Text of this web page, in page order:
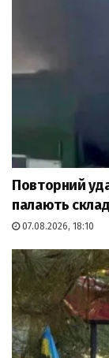
Повторний
палають
07.08.2026, 18:10